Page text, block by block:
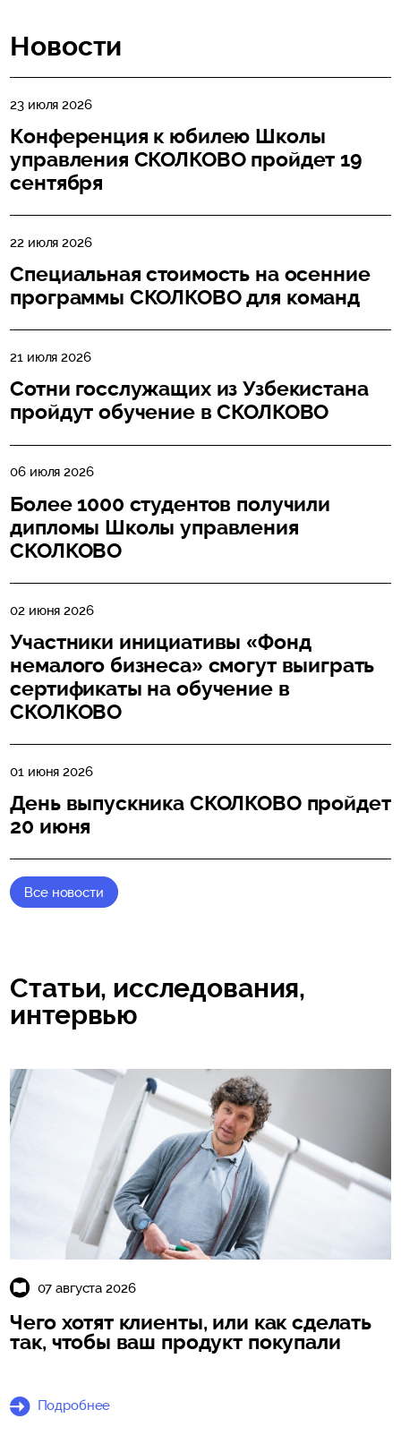
Новости
23 июля 2026
Конференция к юбилею Школы
управления СКОЛКОВО пройдет 19
сентября
22 июля 2026
Специальная стоимость на осенние
программы СКОЛКОВО для команд
21 июля 2026
Сотни госслужащих из Узбекистана
пройдут обучение в СКОЛКОВО
06 июля 2026
Более 1000 студентов получили
дипломы Школы управления
СКОЛКОВО
02 июня 2026
Участники инициативы «Фонд
немалого бизнеса» смогут выиграть
сертификаты на обучение в
СКОЛКОВО
01 июня 2026
День выпускника СКОЛКОВО пройдет
20 июня
Все новости
Статьи, исследования,
интервью
07 августа 2026
Чего хотят клиенты, или как сделать
так, чтобы ваш продукт покупали
Подробнее